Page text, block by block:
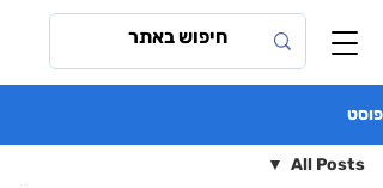
פוסט
All Posts